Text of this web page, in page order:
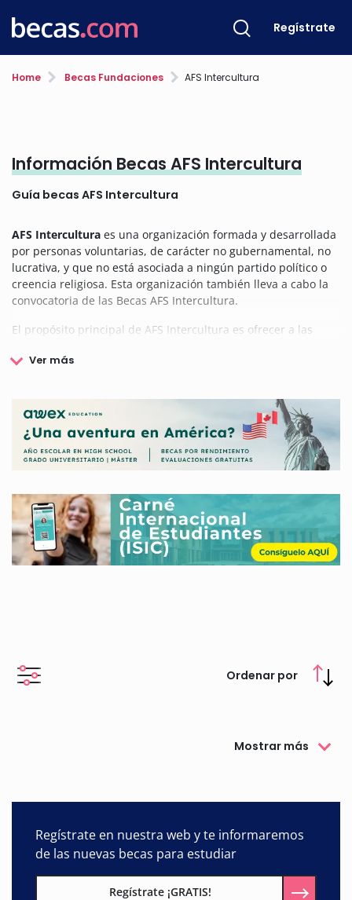
Regístrate
Home Becas Fundaciones AFS Intercultura
Información Becas AFS Intercultura
Guía becas AFS Intercultura
AFS Intercultura es una organización formada y desarrollada
por personas voluntarias, de carácter no gubernamental, no
lucrativa, y que no está asociada a ningún partido político o
creencia religiosa. Esta organización también lleva a cabo la
convocatoria de las Becas AFS Intercultura.
El propósito principal de AFS Intercultura es ofrecer a las
favorecer la adquisición de habilidades y conocimientos
basándose siempre en los valores de respeto, diversidad,
equidad y justicia.
Las Becas AFS Intercultura están orientadas a facilitar el
desarrollo de estudios académicos, así como la movilidad
internacional de los estudiantes, quienes además tendrán la
oportunidad de disfrutar de un sinfín de experiencias
personales.
Mediante las mismas, se ofrecen diversas ayudas, por lo que
las circunstancias personales, económica y familiares, no
serán un problema.
Ordenar por
Mostrar más
Regístrate en nuestra web y te informaremos
de las nuevas becas para estudiar
Regístrate ¡GRATIS!